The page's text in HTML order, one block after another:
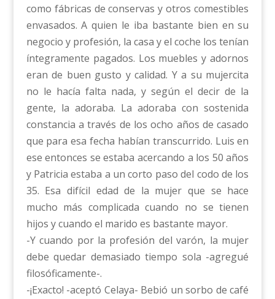
como fábricas de conservas y otros comestibles
envasados. A quien le iba bastante bien en su
negocio y profesión, la casa y el coche los tenían
íntegramente pagados. Los muebles y adornos
eran de buen gusto y calidad. Y a su mujercita
no le hacía falta nada, y según el decir de la
gente, la adoraba. La adoraba con sostenida
constancia a través de los ocho años de casado
que para esa fecha habían transcurrido. Luis en
ese entonces se estaba acercando a los 50 años
y Patricia estaba a un corto paso del codo de los
35. Esa difícil edad de la mujer que se hace
mucho más complicada cuando no se tienen
hijos y cuando el marido es bastante mayor.
-Y cuando por la profesión del varón, la mujer
debe quedar demasiado tiempo sola -agregué
filosóficamente-.
-¡Exacto! -aceptó Celaya- Bebió un sorbo de café